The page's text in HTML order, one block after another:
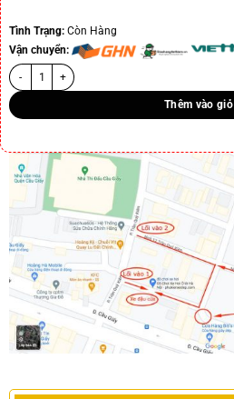
Tình Trạng:Còn Hàng
Vận chuyển:
Thêm vào giỏ